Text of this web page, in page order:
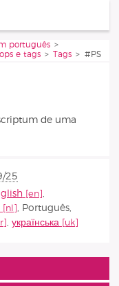
português
e tags Tags #PS
de uma
25
,
, Português,
, українська